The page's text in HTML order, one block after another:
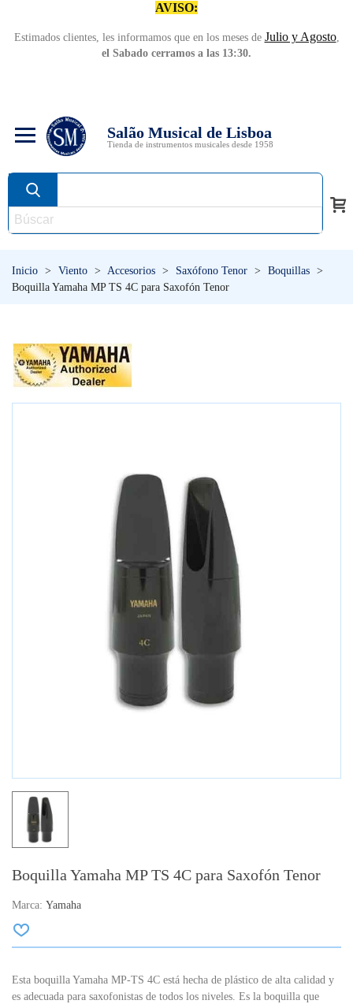
AVISO:
Estimados clientes, les informamos que en los meses de Julio y Agosto,
el Sabado cerramos a las 13:30.
Salão Musical de Lisboa
Tienda de instrumentos musicales desde 1958
Inicio > Viento > Accesorios > Saxófono Tenor > Boquillas >
Boquilla Yamaha MP TS 4C para Saxofón Tenor
Boquilla Yamaha MP TS 4C para Saxofón Tenor
Marca: Yamaha
Esta boquilla Yamaha MP-TS 4C está hecha de plástico de alta calidad y
es adecuada para saxofonistas de todos los niveles. Es la boquilla que